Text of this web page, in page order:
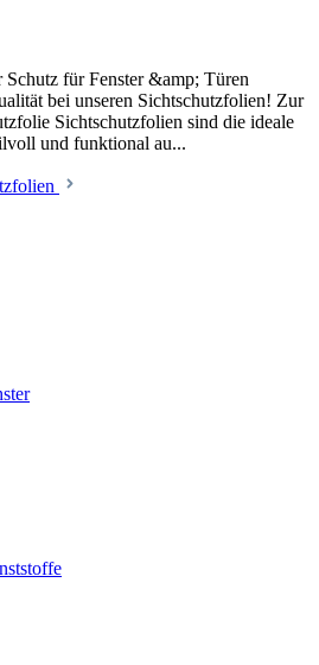
für Fenster &amp; Türen
bei unseren Sichtschutzfolien! Zur
Sichtschutzfolien sind die ideale
und funktional au...